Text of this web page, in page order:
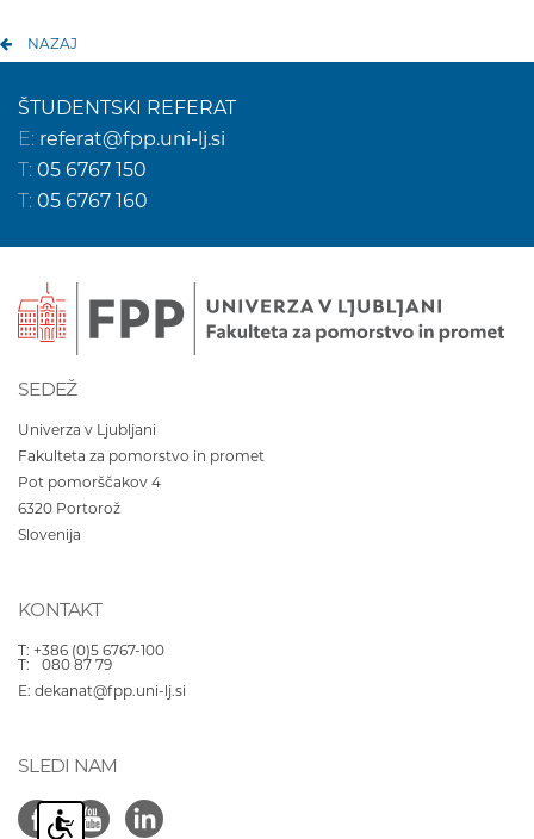
NAZAJ
ŠTUDENTSKI REFERAT
E: referat@fpp.uni-lj.si
T: 05 6767 150
T: 05 6767 160
SEDEŽ
Univerza v Ljubljani
Fakulteta za pomorstvo in promet
Pot pomorščakov 4
6320 Portorož
Slovenija
KONTAKT
T: +386 (0)5 6767-100
T:
080 87 79
E: dekanat@fpp.uni-lj.si
SLEDI NAM